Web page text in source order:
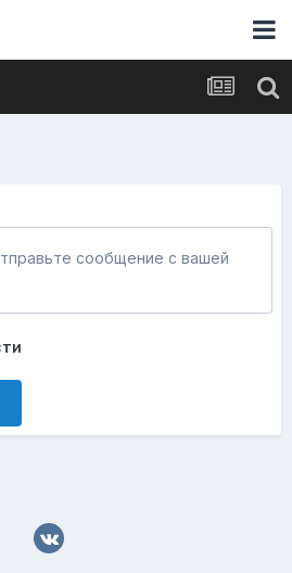
сообщение с вашей